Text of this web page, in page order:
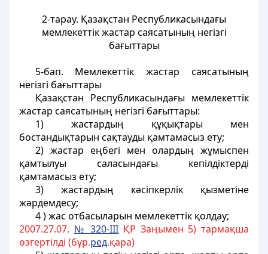
2-тарау. Қазақстан Республикасындағы
мемлекеттік жастар саясатының негізгі
бағыттары
5-бап. Мемлекеттік жастар саясатының
негізгі бағыттары
Қазақстан Республикасындағы мемлекеттік
жастар саясатының негізгі бағыттары:
1) жастардың құқықтары мен
бостандықтарын сақтауды қамтамасыз ету;
2) жастар еңбегі мен олардың жұмыспен
қамтылуы саласындағы кепілдіктерді
қамтамасыз ету;
3) жастардың кәсіпкерлік қызметіне
жәрдемдесу;
4 ) жас отбасыларын мемлекеттік қолдау;
2007.27.07. № 320-III ҚР Заңымен 5) тармақша
өзгертілді (бұр.ред.қара)